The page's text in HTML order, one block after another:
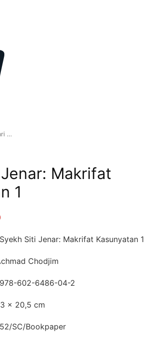
Makrifat
1
Jenar: Makrifat Kasunyatan 1
Chodjim
6486-04-2
20,5 cm
Bookpaper